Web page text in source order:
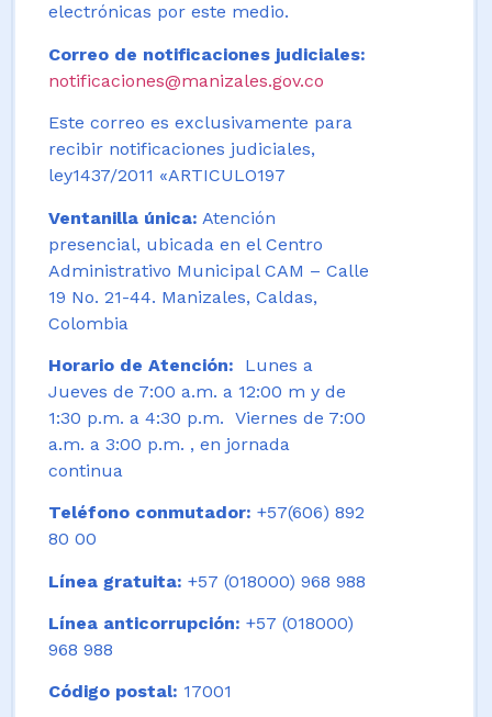
electrónicas por este medio.
Correo de notificaciones judiciales:
notificaciones@manizales.gov.co
Este correo es exclusivamente para
recibir notificaciones judiciales,
ley1437/2011 «ARTICULO197
Ventanilla única: Atención
presencial, ubicada en el Centro
Administrativo Municipal CAM – Calle
19 No. 21-44. Manizales, Caldas,
Colombia
Horario de Atención:
Lunes a
Jueves de 7:00 a.m. a 12:00 m y de
1:30 p.m. a 4:30 p.m. Viernes de 7:00
a.m. a 3:00 p.m. , en jornada
continua
Teléfono conmutador: +57(606) 892
80 00
Línea gratuita: +57 (018000) 968 988
Línea anticorrupción: +57 (018000)
968 988
Código postal: 17001